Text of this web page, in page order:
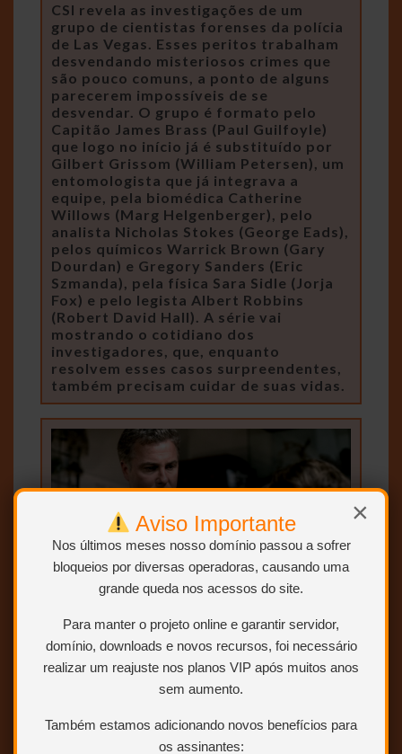
×
Aviso Importante
Nos últimos meses nosso domínio passou a sofrer
bloqueios por diversas operadoras, causando uma
grande queda nos acessos do site.
Para manter o projeto online e garantir servidor,
domínio, downloads e novos recursos, foi necessário
realizar um reajuste nos planos VIP após muitos anos
sem aumento.
Também estamos adicionando novos benefícios para
os assinantes:
CSI revela as investigações de um
grupo de cientistas forenses da polícia
de Las Vegas. Esses peritos trabalham
desvendando misteriosos crimes que
são pouco comuns, a ponto de alguns
parecerem impossíveis de se
desvendar. O grupo é formato pelo
Capitão James Brass (Paul Guilfoyle)
que logo no início já é substituído por
Gilbert Grissom (William Petersen), um
entomologista que já integrava a
equipe, pela biomédica Catherine
Willows (Marg Helgenberger), pelo
analista Nicholas Stokes (George Eads),
pelos químicos Warrick Brown (Gary
Dourdan) e Gregory Sanders (Eric
Szmanda), pela física Sara Sidle (Jorja
Fox) e pelo legista Albert Robbins
(Robert David Hall). A série vai
mostrando o cotidiano dos
investigadores, que, enquanto
resolvem esses casos surpreendentes,
também precisam cuidar de suas vidas.